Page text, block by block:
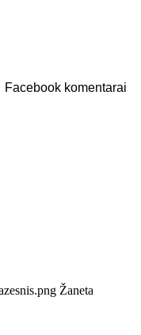
Facebook komentarai
Žaneta